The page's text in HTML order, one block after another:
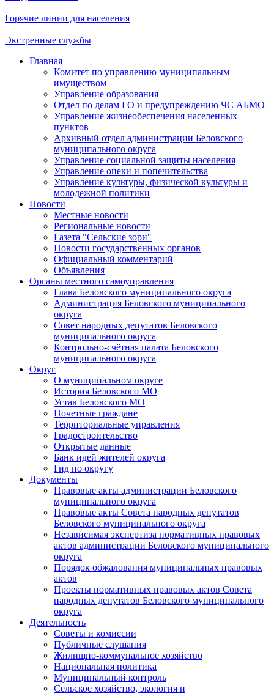
Горячие линии для населения
Экстренные службы
Главная
Комитет по управлению муниципальным
имуществом
Управление образования
Отдел по делам ГО и предупреждению ЧС АБМО
Управление жизнеобеспечения населенных
пунктов
Архивный отдел администрации Беловского
муниципального округа
Управление социальной защиты населения
Управление опеки и попечительства
Управление культуры, физической культуры и
молодежной политики
Новости
Местные новости
Региональные новости
Газета "Сельские зори"
Новости государственных органов
Официальный комментарий
Объявления
Органы местного самоуправления
Глава Беловского муниципального округа
Администрация Беловского муниципального
округа
Совет народных депутатов Беловского
муниципального округа
Контрольно-счётная палата Беловского
муниципального округа
Округ
О муниципальном округе
История Беловского МО
Устав Беловского МО
Почетные граждане
Территориальные управления
Градостроительство
Открытые данные
Банк идей жителей округа
Гид по округу
Документы
Правовые акты администрации Беловского
муниципального округа
Правовые акты Совета народных депутатов
Беловского муниципального округа
Независимая экспертиза нормативных правовых
актов администрации Беловского муниципального
округа
Порядок обжалования муниципальных правовых
актов
Проекты нормативных правовых актов Совета
народных депутатов Беловского муниципального
округа
Деятельность
Советы и комиссии
Публичные слушания
Жилищно-коммунальное хозяйство
Национальная политика
Муниципальный контроль
Сельское хозяйство, экология и